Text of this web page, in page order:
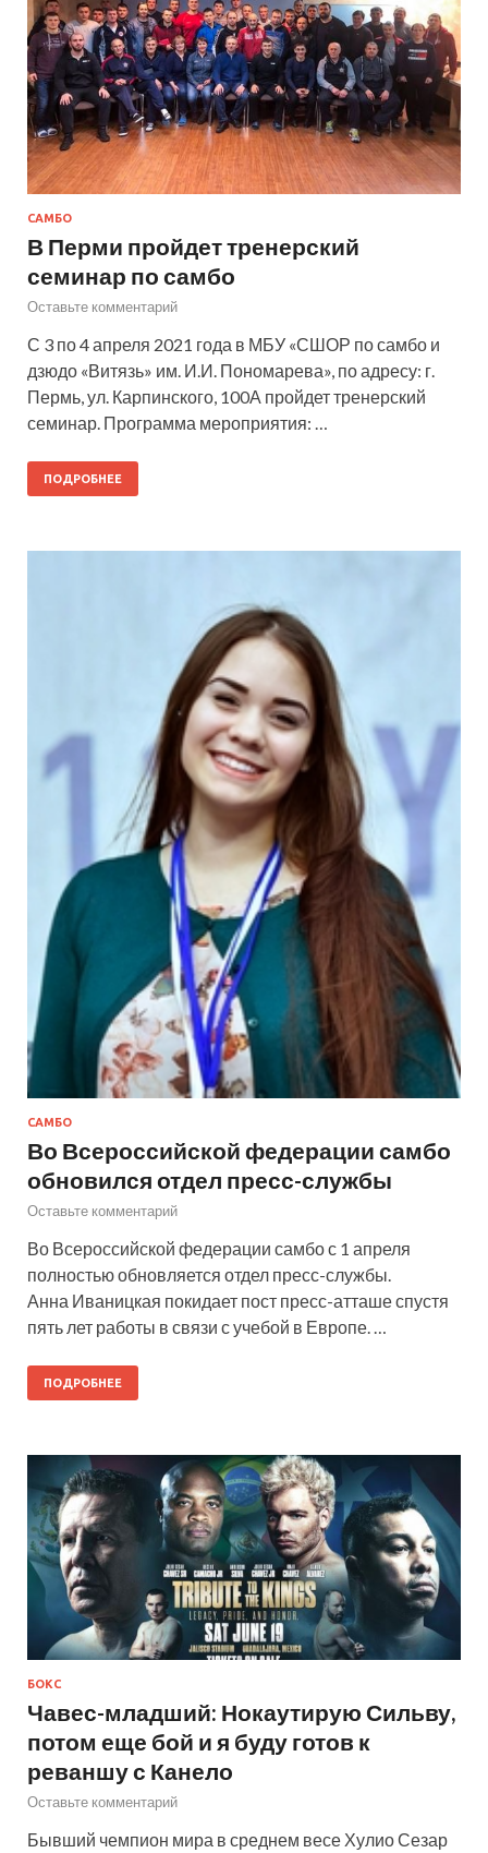
САМБО
В Перми пройдет тренерский
семинар по самбо
Оставьте комментарий
С 3 по 4 апреля 2021 года в МБУ «СШОР по самбо и
дзюдо «Витязь» им. И.И. Пономарева», по адресу: г.
Пермь, ул. Карпинского, 100А пройдет тренерский
семинар. Программа мероприятия: …
ПОДРОБНЕЕ
САМБО
Во Всероссийской федерации самбо
обновился отдел пресс-службы
Оставьте комментарий
Во Всероссийской федерации самбо с 1 апреля
полностью обновляется отдел пресс-службы.
Анна Иваницкая покидает пост пресс-атташе спустя
пять лет работы в связи с учебой в Европе. …
ПОДРОБНЕЕ
БОКС
Чавес-младший: Нокаутирую Сильву,
потом еще бой и я буду готов к
реваншу с Канело
Оставьте комментарий
Бывший чемпион мира в среднем весе Хулио Сезар